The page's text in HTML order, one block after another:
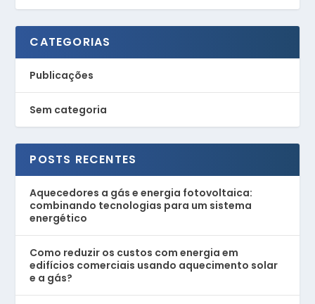
CATEGORIAS
Publicações
Sem categoria
POSTS RECENTES
Aquecedores a gás e energia fotovoltaica:
combinando tecnologias para um sistema
energético
Como reduzir os custos com energia em
edifícios comerciais usando aquecimento solar
e a gás?